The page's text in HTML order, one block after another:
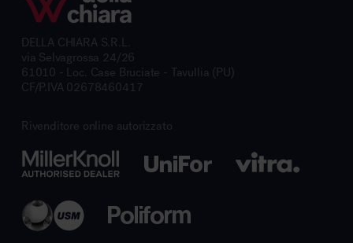
DELLA CHIARA S.R.L.
via Selvagrossa 24/26
61010 - Loc. Case Bruciate - Tavullia (PU)
CF/P.IVA 02678460417
Rivenditore online autorizzato